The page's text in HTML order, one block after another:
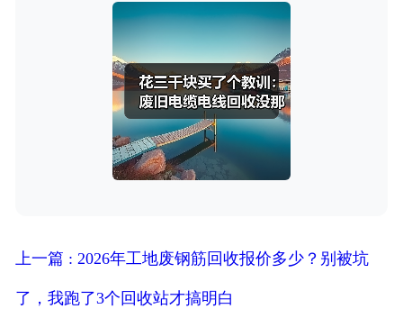
上一篇 : 2026年工地废钢筋回收报价多少？别被坑
了，我跑了3个回收站才搞明白